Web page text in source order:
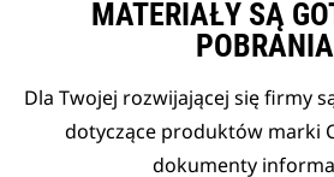
MATERIAŁY SĄ
Dla Twojej rozwijającej się firmy
dotyczące produktów marki
dokumenty